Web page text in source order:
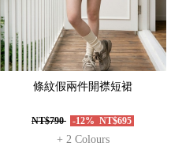
條紋假兩件開襟短裙
NT$790 -12% NT$695
+ 2 Colours